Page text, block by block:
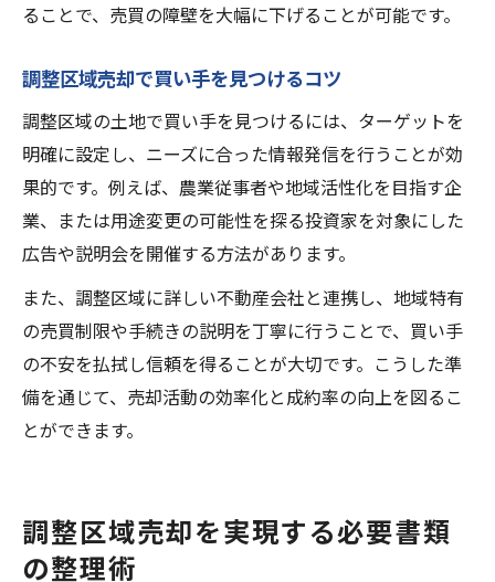
ることで、売買の障壁を大幅に下げることが可能です。
調整区域売却で買い手を見つけるコツ
調整区域の土地で買い手を見つけるには、ターゲットを
明確に設定し、ニーズに合った情報発信を行うことが効
果的です。例えば、農業従事者や地域活性化を目指す企
業、または用途変更の可能性を探る投資家を対象にした
広告や説明会を開催する方法があります。
また、調整区域に詳しい不動産会社と連携し、地域特有
の売買制限や手続きの説明を丁寧に行うことで、買い手
の不安を払拭し信頼を得ることが大切です。こうした準
備を通じて、売却活動の効率化と成約率の向上を図るこ
とができます。
調整区域売却を実現する必要書類
の整理術